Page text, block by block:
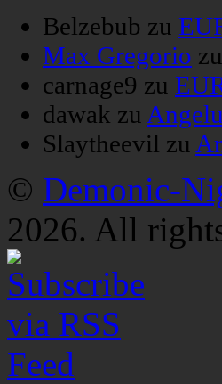
Belzebub zu
Max Gregorio zu
carnage9 zu
dawak zu
Slaytheevil zu
© Demonic-
2026. All